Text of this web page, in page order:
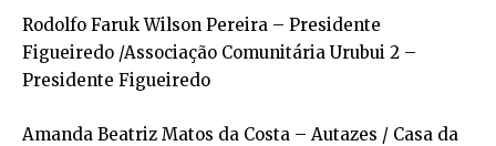
Rodolfo Faruk Wilson Pereira – Presidente
Figueiredo /Associação Comunitária Urubui 2 –
Presidente Figueiredo
Amanda Beatriz Matos da Costa – Autazes / Casa da